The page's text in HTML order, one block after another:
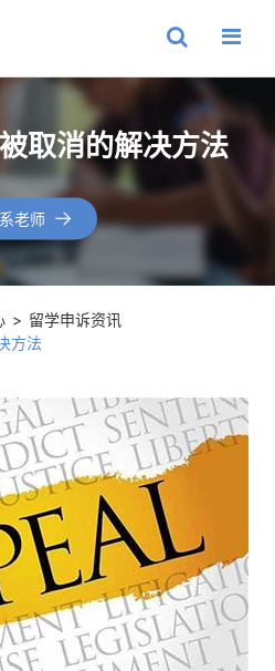
取消的解决方法
老师 
留学申诉资讯
方法